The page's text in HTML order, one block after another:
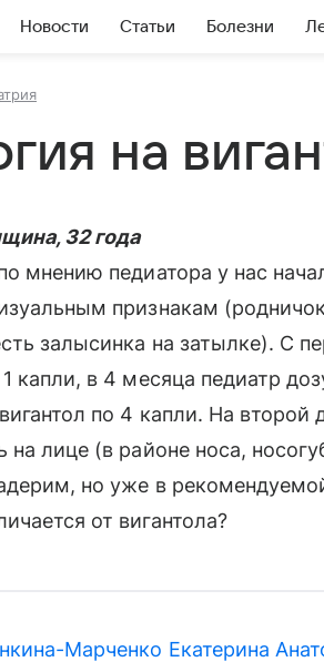
Новости Статьи Болезни
на
32 года
мнению педиатора у нас
признакам
залысинка на затылке). С
капли, в 4 месяца педиатр
по 4 капли. На второй
на лице (в районе носа,
но уже в
от вигантола?
Марченко Екатерина